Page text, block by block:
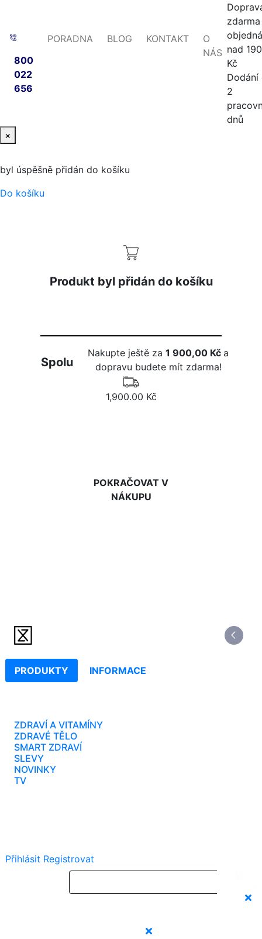
800
022
656
PORADNA BLOG KONTAKT
O
NÁS nad
Kč
Dodání
2
dnů
×
byl úspěšně přidán do košíku
Do košíku
Produkt byl přidán do košíku
Spolu
Nakupte ještě za1 900,00 Kča
dopravu budete mít zdarma!
1,900.00 Kč
POKRAČOVAT V
NÁKUPU
PRODUKTY INFORMACE
ZDRAVÍ A VITAMÍNY
ZDRAVÉ TĚLO
SMART ZDRAVÍ
SLEVY
NOVINKY
TV
Přihlásit Registrovat